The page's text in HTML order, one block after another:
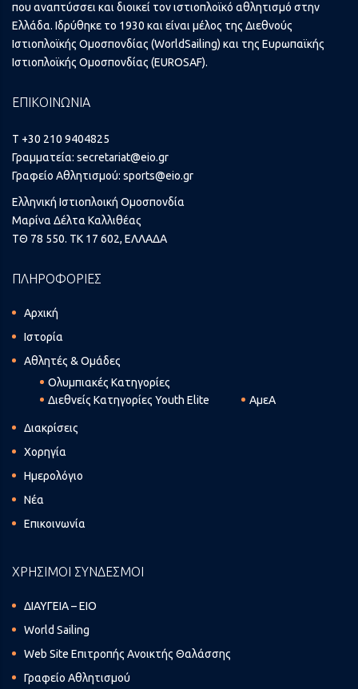
που αναπτύσσει και διοικεί τον ιστιοπλοϊκό αθλητισμό στην
Ελλάδα. Ιδρύθηκε το 1930 και είναι μέλος της Διεθνούς
Ιστιοπλοϊκής Ομοσπονδίας (WorldSailing) και της Ευρωπαϊκής
Ιστιοπλοϊκής Ομοσπονδίας (EUROSAF).
ΕΠΙΚΟΙΝΩΝΙΑ
T +30 210 9404825
Γραμματεία: secretariat@eio.gr
Γραφείο Αθλητισμού: sports@eio.gr
Ελληνική Ιστιοπλοική Ομοσπονδία
Μαρίνα Δέλτα Καλλιθέας
ΤΘ 78 550. ΤΚ 17 602, ΕΛΛΑΔΑ
ΠΛΗΡΟΦΟΡΙΕΣ
Αρχική
Ιστορία
Αθλητές & Ομάδες
Ολυμπιακές Κατηγορίες
Διεθνείς Κατηγορίες Youth Elite
ΑμεΑ
Διακρίσεις
Χορηγία
Ημερολόγιο
Νέα
Επικοινωνία
ΧΡΗΣΙΜΟΙ ΣΥΝΔΕΣΜΟΙ
ΔΙΑΥΓΕΙΑ – ΕΙΟ
World Sailing
Web Site Επιτροπής Ανοικτής Θαλάσσης
Γραφείο Αθλητισμού